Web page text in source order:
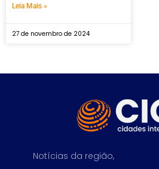
Leia Mais »
27 de novembro de 2024
Notícias da região,